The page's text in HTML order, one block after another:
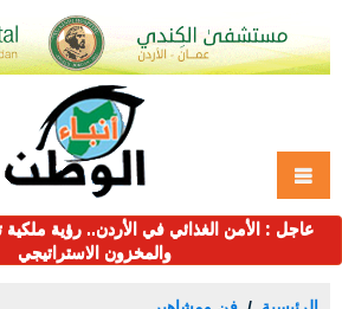
عاجل : الأمن الغذائي في الأردن.. رؤية ملكية
والمخزون الاستراتيجي